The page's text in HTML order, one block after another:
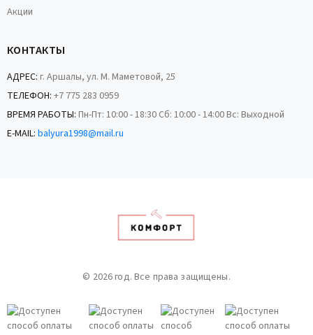
Акции
КОНТАКТЫ
АДРЕС: г. Аршалы, ул. М. Маметовой, 25
ТЕЛЕФОН: +7 775 283 0959
ВРЕМЯ РАБОТЫ: Пн-Пт: 10:00 - 18:30 Сб: 10:00 - 14:00 Вс: Выходной
E-MAIL: balyura1998@mail.ru
© 2026 год. Все права защищены.